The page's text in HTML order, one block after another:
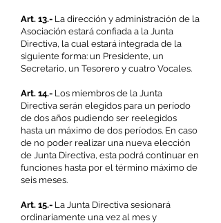
Art. 13.- La dirección y administración de la
Asociación estará confiada a la Junta
Directiva, la cual estará integrada de la
siguiente forma: un Presidente, un
Secretario, un Tesorero y cuatro Vocales.
Art. 14.- Los miembros de la Junta
Directiva serán elegidos para un período
de dos años pudiendo ser reelegidos
hasta un máximo de dos períodos. En caso
de no poder realizar una nueva elección
de Junta Directiva, esta podrá continuar en
funciones hasta por el término máximo de
seis meses.
Art. 15.- La Junta Directiva sesionará
ordinariamente una vez al mes y